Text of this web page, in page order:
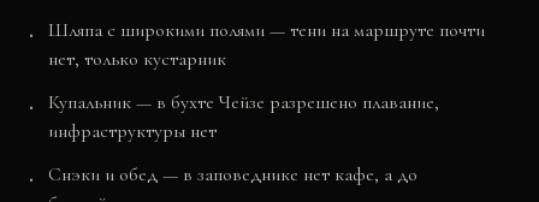
Шляпа с широкими полями — тени на маршруте почти
нет, только кустарник
Купальник — в бухте Чейзе разрешено плавание,
инфраструктуры нет
Снэки и обед — в заповеднике нет кафе, а до